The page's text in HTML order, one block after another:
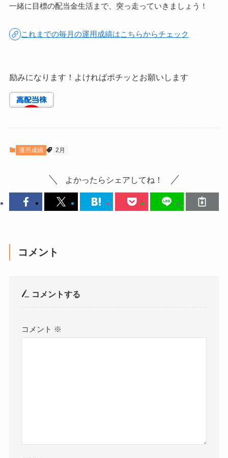
一緒に目標の配当金生活まで、突っ走っていきましょう！
これまでの毎月の運用成績はこちらからチェック
励みになります！よければポチッとお願いします
運用成績 2月
よかったらシェアしてね！
コメント
コメントする
コメント ※